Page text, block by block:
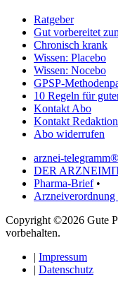
Ratgeber
Gut vorbereitet
Chronisch krank
Wissen: Placebo
Wissen: Nocebo
GPSP-
10 Regeln für
Kontakt Abo
Kontakt Redaktion
Abo widerrufen
arznei-telegramm®
DER
Pharma-Brief•
Arzneiverordnung
Copyright ©2026 Gute
vorbehalten.
| Impressum
| Datenschutz